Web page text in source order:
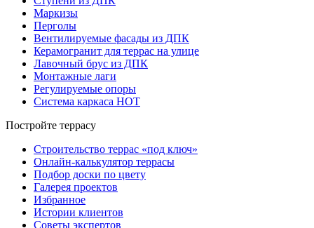
Маркизы
Перголы
Вентилируемые фасады из ДПК
Керамогранит для террас на улице
Лавочный брус из ДПК
Монтажные лаги
Регулируемые опоры
Система каркаса НОТ
Постройте террасу
Строительство террас «под ключ»
Онлайн-калькулятор террасы
Подбор доски по цвету
Галерея проектов
Избранное
Истории клиентов
Советы экспертов